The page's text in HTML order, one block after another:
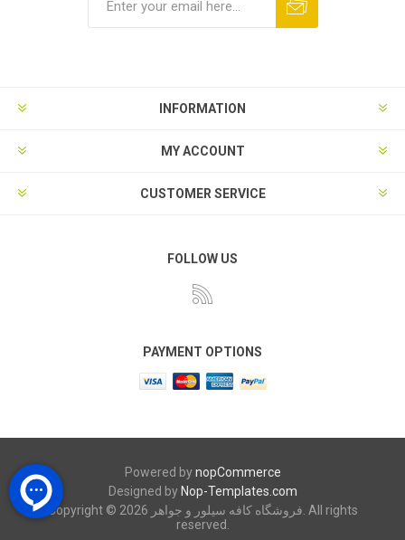
INFORMATION
MY ACCOUNT
CUSTOMER SERVICE
FOLLOW US
PAYMENT OPTIONS
Powered bynopCommerce
Designed by Nop-Templates.com
Copyright © 2026 فروشگاه کافه سیلور و جواهر. All rights
reserved.